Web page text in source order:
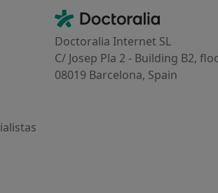
Contacto
Doctoralia - Página de inicio
Doctoralia Internet SL
C/ Josep Pla 2 - Building B2,
08019 Barcelona, Spain